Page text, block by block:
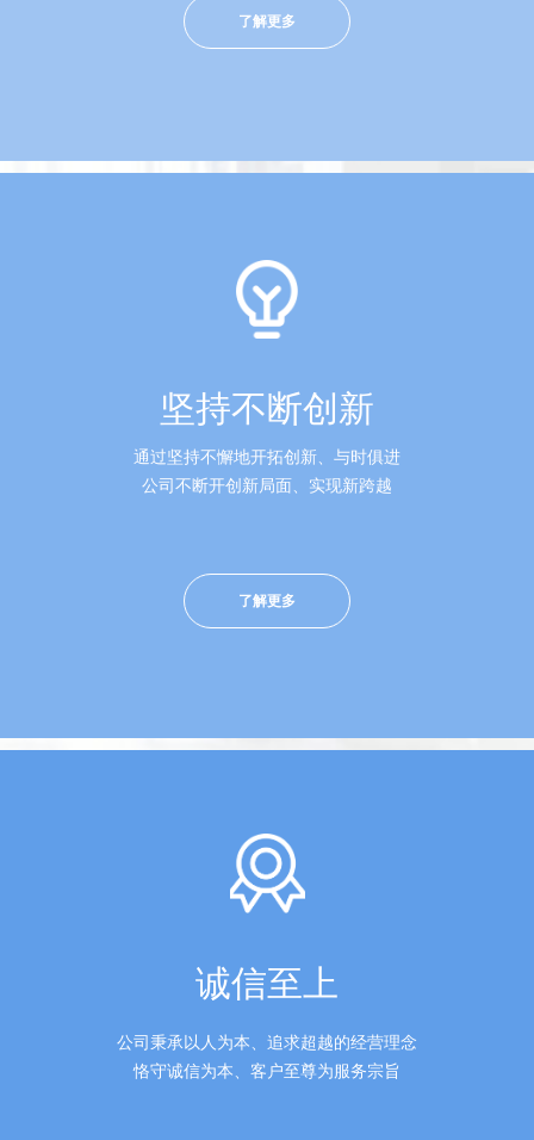
了解更多
了解更多
通过坚持不懈地开拓创新、与时俱进
公司不断开创新局面、实现新跨越
坚持不断创新
诚信至上
公司秉承以人为本、追求超越的经营理念
恪守诚信为本、客户至尊为服务宗旨